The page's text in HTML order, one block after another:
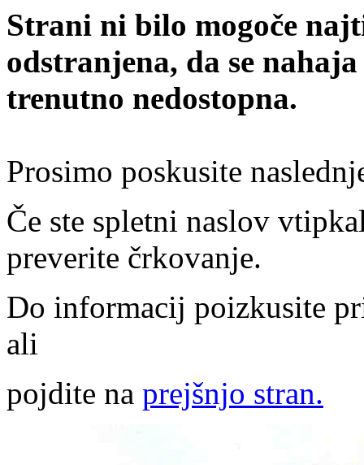
Strani ni bilo mogoče
odstranjena, da se
trenutno nedostopna.
Prosimo poskusite
Če ste spletni naslov
preverite črkovanje.
Do informacij poizkusite
ali
pojdite na prejšnjo stran.